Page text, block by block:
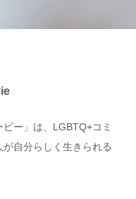
ビー」は、LGBTQ+コミ
自分らしく生きられる